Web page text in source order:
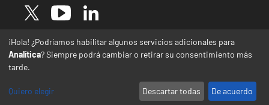
Image Image Image
* Las traducciones de este sitio web desde el
español a otras lenguas se realizan de forma
automática y pueden contener errores o
¡Hola! ¿Podríamos habilitar algunos servicios adicionales para
Analítica? Siempre podrá cambiar o retirar su consentimiento más
tarde.
Quiero elegir Descartar todas De acuerdo